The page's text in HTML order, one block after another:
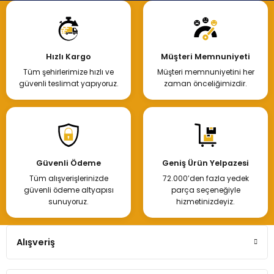
Hızlı Kargo
Tüm şehirlerimize hızlı ve
güvenli teslimat yapıyoruz.
Müşteri Memnuniyeti
Müşteri memnuniyetini her
zaman önceliğimizdir.
Güvenli Ödeme
Tüm alışverişlerinizde
güvenli ödeme altyapısı
sunuyoruz.
Geniş Ürün Yelpazesi
72.000’den fazla yedek
parça seçeneğiyle
hizmetinizdeyiz.
Alışveriş